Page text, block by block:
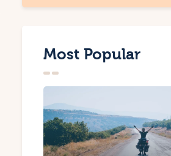
Most Popular